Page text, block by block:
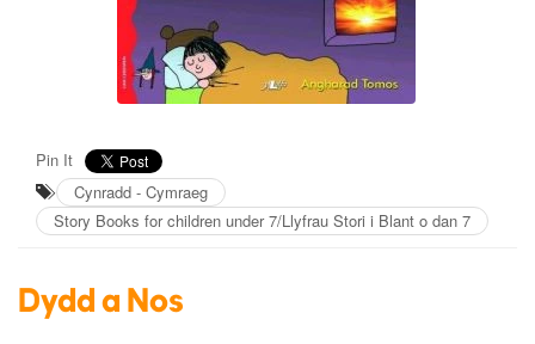
Pin It
Cynradd - Cymraeg
Story Books for children under 7/Llyfrau Stori i Blant o dan 7
Dydd a Nos